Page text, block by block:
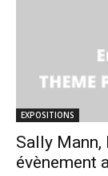
EXPOSITIONS
Sally Mann,
évènement